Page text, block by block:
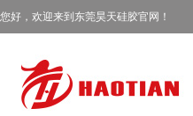
您好，欢迎来到东莞昊天硅胶官网！